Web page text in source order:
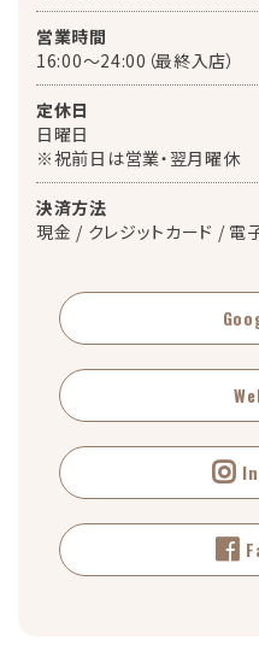
営業時間
16:00〜24:00（最終入店）
定休日
日曜日
※祝前日は営業・翌月曜休
決済方法
現金 / クレジットカード / 電